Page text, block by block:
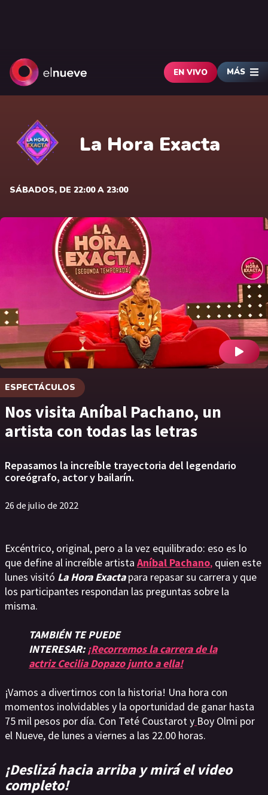
EN VIVO MÁS
La Hora Exacta
SÁBADOS, DE 22:00 A 23:00
ESPECTÁCULOS
Nos visita Aníbal Pachano, un
artista con todas las letras
Repasamos la increíble trayectoria del legendario
coreógrafo, actor y bailarín.
26 de julio de 2022
Excéntrico, original, pero a la vez equilibrado: eso es lo
que define al increíble artista Aníbal Pachano, quien este
lunes visitó La Hora Exactapara repasar su carrera y que
los participantes respondan las preguntas sobre la
misma.
TAMBIÉN TE PUEDE
INTERESAR:¡Recorremos la carrera de la
actriz Cecilia Dopazo junto a ella!
¡Vamos a divertirnos con la historia! Una hora con
momentos inolvidables y la oportunidad de ganar hasta
75 mil pesos por día. Con Teté Coustarot y Boy Olmi por
el Nueve, de lunes a viernes a las 22.00 horas.
¡Deslizá hacia arriba y mirá el video
completo!